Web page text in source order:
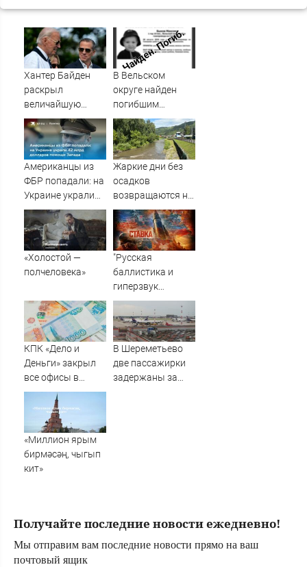
Хантер Байден
раскрыл
величайшую
ошибку своего
отца: бездействие
против Трампа
В Вельском
округе найден
погибшим
пропавший
полуторагодовалый
ребёнок
Американцы из
ФБР попадали: на
Украине украли
42 млрд долларов
помощи Запада
Жаркие дни без
осадков
возвращаются на
Алтай
«Холостой —
полчеловека»
"Русская
баллистика и
гиперзвук
нацелены на
Киев!": Для
разрушения
мостов через
КПК «Дело и
Деньги» закрыл
все офисы в
Кирове
В Шереметьево
две пассажирки
задержаны за
«Миллион ярым
бирмәсәң, чыгып
кит»
Получайте последние новости ежедневно!
Мы отправим вам последние новости прямо на ваш
почтовый ящик